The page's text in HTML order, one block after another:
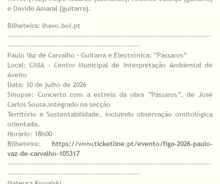
e Davide Amaral (guitarra).
Bilheteira: lhavo.bol.pt
-----------------------------------------------------------------------------------
------------------------------------------------------
Paulo Vaz de Carvalho – Guitarra e Electrónica: “Pássaros”
Local: CMIA – Centro Municipal de Interpretação Ambiental de
Aveiro
Data: 10 de julho de 2026
Sinopse: Concerto com a estreia da obra “Pássaros”, de José
Carlos Sousa,integrado na secção
Território e Sustentabilidade, incluindo observação ornitológica
orientada.
Horário: 18h00
Bilheteira: https://www.ticketline.pt/evento/figa-2026-paulo-
vaz-de-carvalho-105317
-----------------------------------------------------------------------------------
------------------------------------------------------